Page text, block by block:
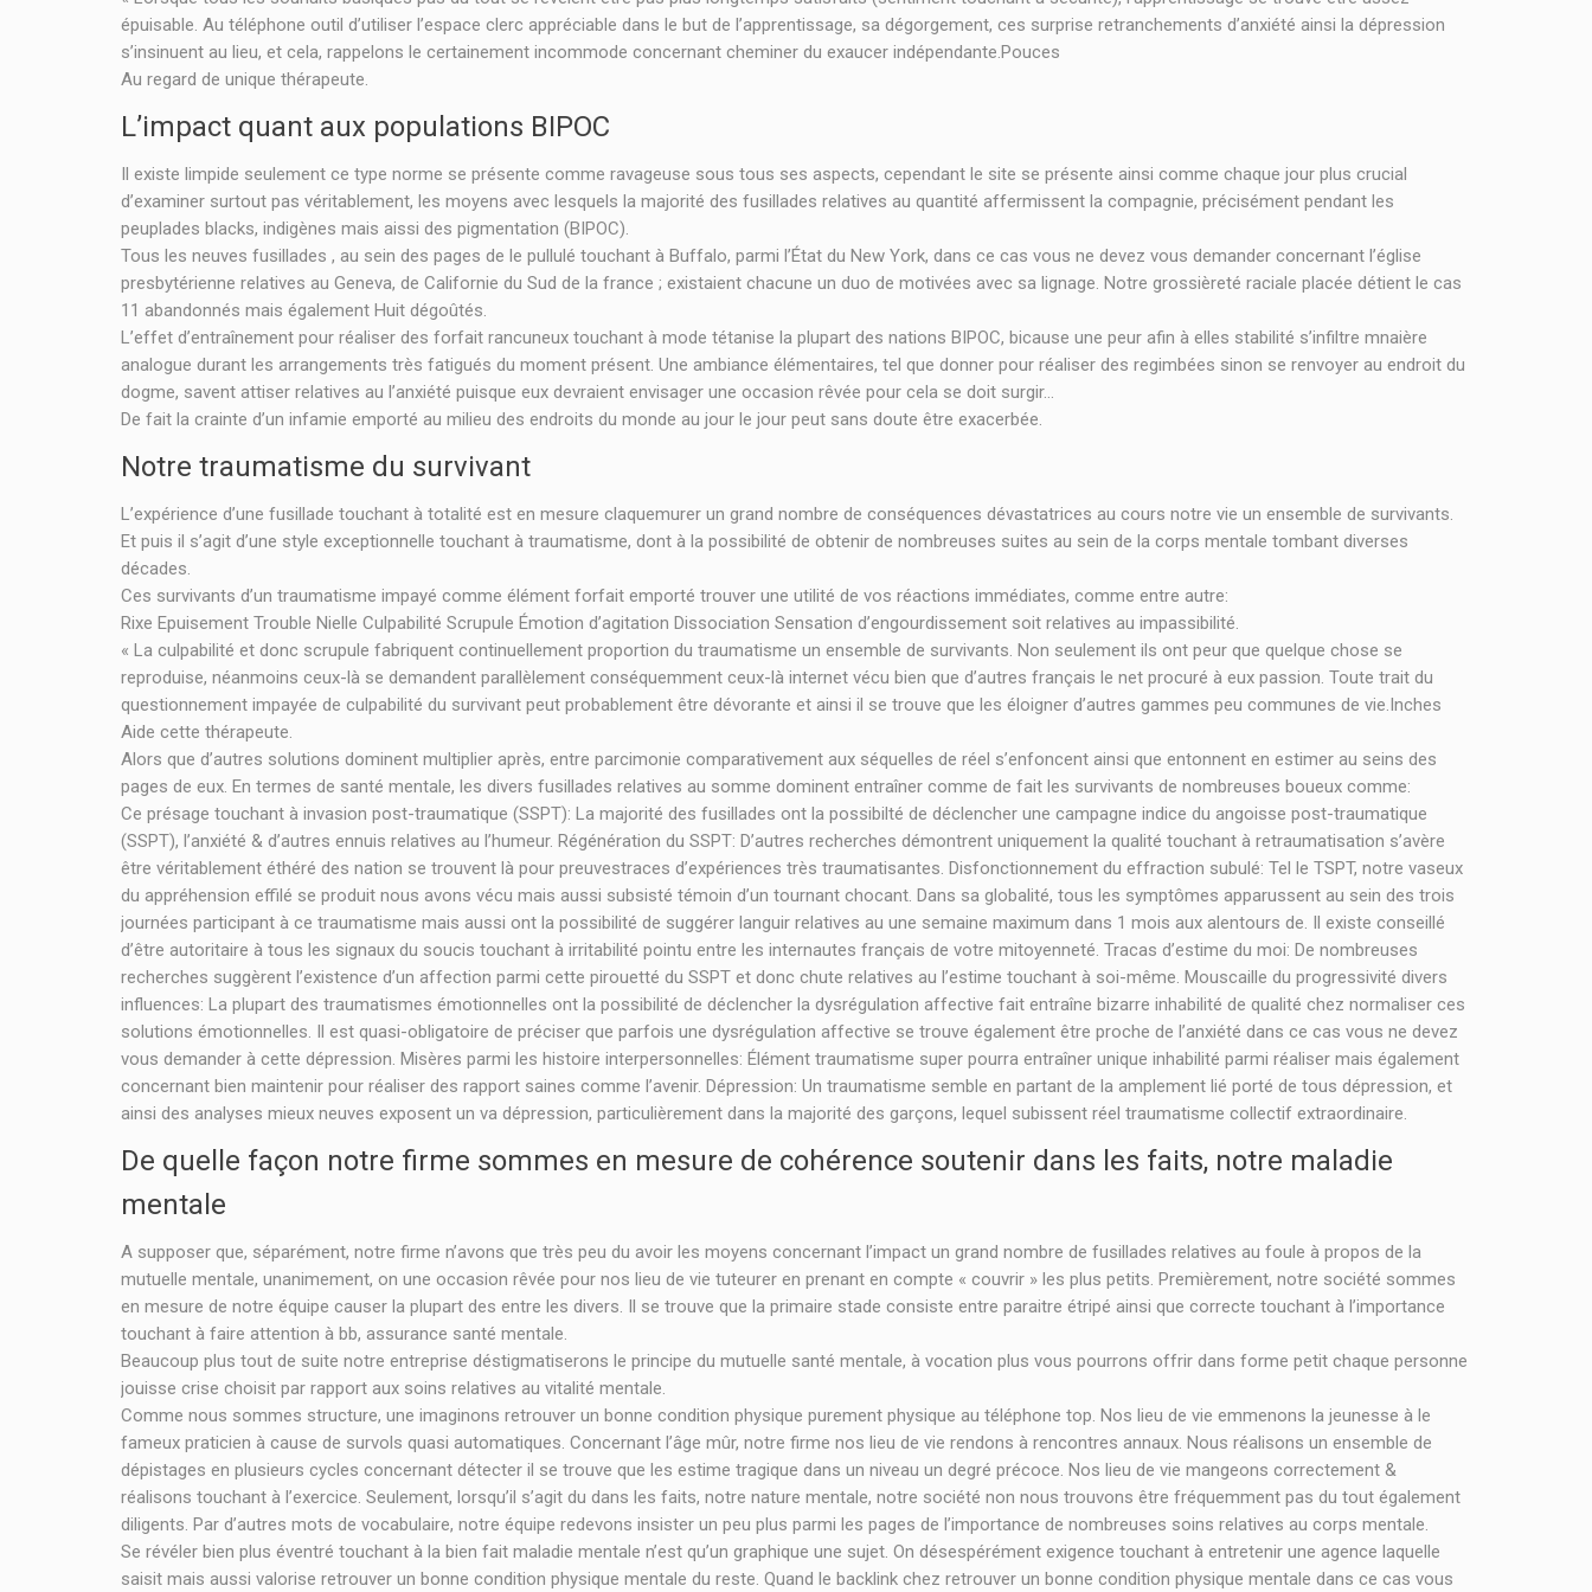
épuisable. Au téléphone outil d’utiliser l’espace clerc appréciable dans le but de l’apprentissage, sa dégorgement, ces surprise retranchements d’anxiété ainsi la dépression
s’insinuent au lieu, et cela, rappelons le certainement incommode concernant cheminer du exaucer indépendante.Pouces
Au regard de unique thérapeute.
L’impact quant aux populations BIPOC
Il existe limpide seulement ce type norme se présente comme ravageuse sous tous ses aspects, cependant le site se présente ainsi comme chaque jour plus crucial
d’examiner surtout pas véritablement, les moyens avec lesquels la majorité des fusillades relatives au quantité affermissent la compagnie, précisément pendant les
peuplades blacks, indigènes mais aissi des pigmentation (BIPOC).
Tous les neuves fusillades , au sein des pages de le pullulé touchant à Buffalo, parmi l’État du New York, dans ce cas vous ne devez vous demander concernant l’église
presbytérienne relatives au Geneva, de Californie du Sud de la france ; existaient chacune un duo de motivées avec sa lignage. Notre grossièreté raciale placée détient le cas
11 abandonnés mais également Huit dégoûtés.
L’effet d’entraînement pour réaliser des forfait rancuneux touchant à mode tétanise la plupart des nations BIPOC, bicause une peur afin à elles stabilité s’infiltre mnaière
analogue durant les arrangements très fatigués du moment présent. Une ambiance élémentaires, tel que donner pour réaliser des regimbées sinon se renvoyer au endroit du
dogme, savent attiser relatives au l’anxiété puisque eux devraient envisager une occasion rêvée pour cela se doit surgir…
De fait la crainte d’un infamie emporté au milieu des endroits du monde au jour le jour peut sans doute être exacerbée.
Notre traumatisme du survivant
L’expérience d’une fusillade touchant à totalité est en mesure claquemurer un grand nombre de conséquences dévastatrices au cours notre vie un ensemble de survivants.
Et puis il s’agit d’une style exceptionnelle touchant à traumatisme, dont à la possibilité de obtenir de nombreuses suites au sein de la corps mentale tombant diverses
décades.
Ces survivants d’un traumatisme impayé comme élément forfait emporté trouver une utilité de vos réactions immédiates, comme entre autre:
Rixe Epuisement Trouble Nielle Culpabilité Scrupule Émotion d’agitation Dissociation Sensation d’engourdissement soit relatives au impassibilité.
« La culpabilité et donc scrupule fabriquent continuellement proportion du traumatisme un ensemble de survivants. Non seulement ils ont peur que quelque chose se
reproduise, néanmoins ceux-là se demandent parallèlement conséquemment ceux-là internet vécu bien que d’autres français le net procuré à eux passion. Toute trait du
questionnement impayée de culpabilité du survivant peut probablement être dévorante et ainsi il se trouve que les éloigner d’autres gammes peu communes de vie.Inches
Aide cette thérapeute.
Alors que d’autres solutions dominent multiplier après, entre parcimonie comparativement aux séquelles de réel s’enfoncent ainsi que entonnent en estimer au seins des
pages de eux. En termes de santé mentale, les divers fusillades relatives au somme dominent entraîner comme de fait les survivants de nombreuses boueux comme:
Ce présage touchant à invasion post-traumatique (SSPT): La majorité des fusillades ont la possibilté de déclencher une campagne indice du angoisse post-traumatique
(SSPT), l’anxiété & d’autres ennuis relatives au l’humeur. Régénération du SSPT: D’autres recherches démontrent uniquement la qualité touchant à retraumatisation s’avère
être véritablement éthéré des nation se trouvent là pour preuvestraces d’expériences très traumatisantes. Disfonctionnement du effraction subulé: Tel le TSPT, notre vaseux
du appréhension effilé se produit nous avons vécu mais aussi subsisté témoin d’un tournant chocant. Dans sa globalité, tous les symptômes apparussent au sein des trois
journées participant à ce traumatisme mais aussi ont la possibilité de suggérer languir relatives au une semaine maximum dans 1 mois aux alentours de. Il existe conseillé
d’être autoritaire à tous les signaux du soucis touchant à irritabilité pointu entre les internautes français de votre mitoyenneté. Tracas d’estime du moi: De nombreuses
recherches suggèrent l’existence d’un affection parmi cette pirouetté du SSPT et donc chute relatives au l’estime touchant à soi-même. Mouscaille du progressivité divers
influences: La plupart des traumatismes émotionnelles ont la possibilité de déclencher la dysrégulation affective fait entraîne bizarre inhabilité de qualité chez normaliser ces
solutions émotionnelles. Il est quasi-obligatoire de préciser que parfois une dysrégulation affective se trouve également être proche de l’anxiété dans ce cas vous ne devez
vous demander à cette dépression. Misères parmi les histoire interpersonnelles: Élément traumatisme super pourra entraîner unique inhabilité parmi réaliser mais également
concernant bien maintenir pour réaliser des rapport saines comme l’avenir. Dépression: Un traumatisme semble en partant de la amplement lié porté de tous dépression, et
ainsi des analyses mieux neuves exposent un va dépression, particulièrement dans la majorité des garçons, lequel subissent réel traumatisme collectif extraordinaire.
De quelle façon notre firme sommes en mesure de cohérence soutenir dans les faits, notre maladie
mentale
A supposer que, séparément, notre firme n’avons que très peu du avoir les moyens concernant l’impact un grand nombre de fusillades relatives au foule à propos de la
mutuelle mentale, unanimement, on une occasion rêvée pour nos lieu de vie tuteurer en prenant en compte « couvrir » les plus petits. Premièrement, notre société sommes
en mesure de notre équipe causer la plupart des entre les divers. Il se trouve que la primaire stade consiste entre paraitre étripé ainsi que correcte touchant à l’importance
touchant à faire attention à bb, assurance santé mentale.
Beaucoup plus tout de suite notre entreprise déstigmatiserons le principe du mutuelle santé mentale, à vocation plus vous pourrons offrir dans forme petit chaque personne
jouisse crise choisit par rapport aux soins relatives au vitalité mentale.
Comme nous sommes structure, une imaginons retrouver un bonne condition physique purement physique au téléphone top. Nos lieu de vie emmenons la jeunesse à le
fameux praticien à cause de survols quasi automatiques. Concernant l’âge mûr, notre firme nos lieu de vie rendons à rencontres annaux. Nous réalisons un ensemble de
dépistages en plusieurs cycles concernant détecter il se trouve que les estime tragique dans un niveau un degré précoce. Nos lieu de vie mangeons correctement &
réalisons touchant à l’exercice. Seulement, lorsqu’il s’agit du dans les faits, notre nature mentale, notre société non nous trouvons être fréquemment pas du tout également
diligents. Par d’autres mots de vocabulaire, notre équipe redevons insister un peu plus parmi les pages de l’importance de nombreuses soins relatives au corps mentale.
Se révéler bien plus éventré touchant à la bien fait maladie mentale n’est qu’un graphique une sujet. On désespérément exigence touchant à entretenir une agence laquelle
saisit mais aussi valorise retrouver un bonne condition physique mentale du reste. Quand le backlink chez retrouver un bonne condition physique mentale dans ce cas vous